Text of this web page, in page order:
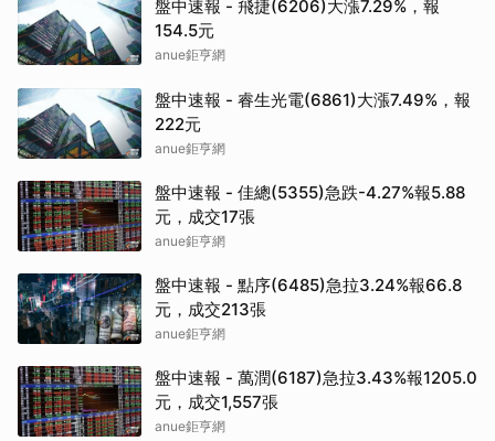
盤中速報 - 飛捷(6206)大漲7.29%，報
154.5元
anue鉅亨網
盤中速報 - 睿生光電(6861)大漲7.49%，報
222元
anue鉅亨網
盤中速報 - 佳總(5355)急跌-4.27%報5.88
元，成交17張
anue鉅亨網
盤中速報 - 點序(6485)急拉3.24%報66.8
元，成交213張
anue鉅亨網
盤中速報 - 萬潤(6187)急拉3.43%報1205.0
元，成交1,557張
anue鉅亨網